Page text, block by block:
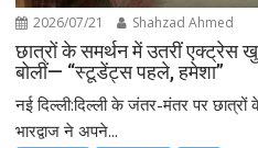
2026/07/21 Shahzad Ahmed
छात्रों के समर्थन में उतरीं एक्ट्रेस
बोलीं— “स्टूडेंट्स पहले, हमेशा”
नई दिल्ली:दिल्ली के जंतर-मंतर पर
भारद्वाज ने अपने...